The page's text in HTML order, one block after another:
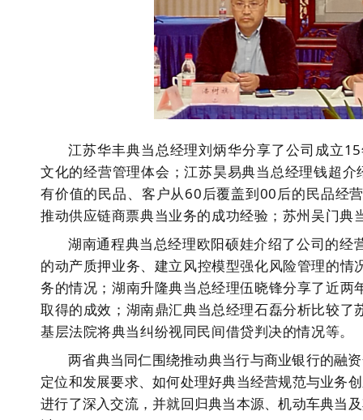
江苏华丰典当总经理刘炳华分享了公司成立
文化的经营管理体会；江苏昊易典当总经理钱超
有价值的民品、客户从60后覆盖到00后的民品经
推动供应链商票典当业务的成功经验；苏州吴门
湖南通程典当总经理欧阳硕娃介绍了公司的
的动产质押业务、建立风控模型强化风险管理的
务的情况；湖南升隆典当总经理伍晓锋分享了近
取得的成效；湖南鼎汇典当总经理石磊分析比较
基层法院将典当纠纷视同民间借贷判决的情况等。
两省典当同仁围绕推动典当行与商业银行的融
定位和发展要求、如何处理好典当经营规范与业务
进行了深入交流，并就回归典当本源、机动车典当